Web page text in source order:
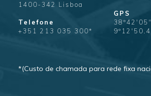
1400-342 Lisboa
Telefone
+351 213 035 300*
GPS
*(Custo de chamada para rede fixa